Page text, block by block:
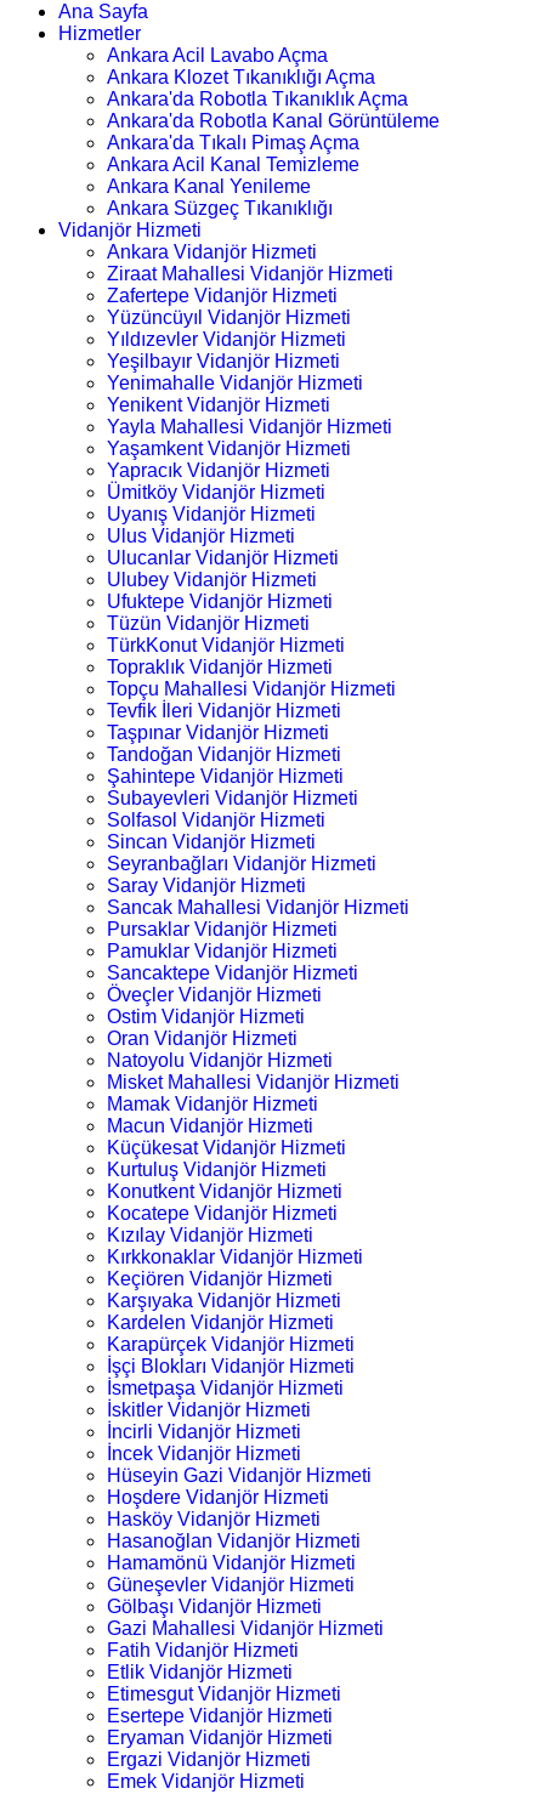
Ana Sayfa
Hizmetler
Ankara Acil Lavabo Açma
Ankara Klozet Tıkanıklığı Açma
Ankara'da Robotla Tıkanıklık Açma
Ankara'da Robotla Kanal Görüntüleme
Ankara'da Tıkalı Pimaş Açma
Ankara Acil Kanal Temizleme
Ankara Kanal Yenileme
Ankara Süzgeç Tıkanıklığı
Vidanjör Hizmeti
Ankara Vidanjör Hizmeti
Ziraat Mahallesi Vidanjör Hizmeti
Zafertepe Vidanjör Hizmeti
Yüzüncüyıl Vidanjör Hizmeti
Yıldızevler Vidanjör Hizmeti
Yeşilbayır Vidanjör Hizmeti
Yenimahalle Vidanjör Hizmeti
Yenikent Vidanjör Hizmeti
Yayla Mahallesi Vidanjör Hizmeti
Yaşamkent Vidanjör Hizmeti
Yapracık Vidanjör Hizmeti
Ümitköy Vidanjör Hizmeti
Uyanış Vidanjör Hizmeti
Ulus Vidanjör Hizmeti
Ulucanlar Vidanjör Hizmeti
Ulubey Vidanjör Hizmeti
Ufuktepe Vidanjör Hizmeti
Tüzün Vidanjör Hizmeti
TürkKonut Vidanjör Hizmeti
Topraklık Vidanjör Hizmeti
Topçu Mahallesi Vidanjör Hizmeti
Tevfik İleri Vidanjör Hizmeti
Taşpınar Vidanjör Hizmeti
Tandoğan Vidanjör Hizmeti
Şahintepe Vidanjör Hizmeti
Subayevleri Vidanjör Hizmeti
Solfasol Vidanjör Hizmeti
Sincan Vidanjör Hizmeti
Seyranbağları Vidanjör Hizmeti
Saray Vidanjör Hizmeti
Sancak Mahallesi Vidanjör Hizmeti
Pursaklar Vidanjör Hizmeti
Pamuklar Vidanjör Hizmeti
Sancaktepe Vidanjör Hizmeti
Öveçler Vidanjör Hizmeti
Ostim Vidanjör Hizmeti
Oran Vidanjör Hizmeti
Natoyolu Vidanjör Hizmeti
Misket Mahallesi Vidanjör Hizmeti
Mamak Vidanjör Hizmeti
Macun Vidanjör Hizmeti
Küçükesat Vidanjör Hizmeti
Kurtuluş Vidanjör Hizmeti
Konutkent Vidanjör Hizmeti
Kocatepe Vidanjör Hizmeti
Kızılay Vidanjör Hizmeti
Kırkkonaklar Vidanjör Hizmeti
Keçiören Vidanjör Hizmeti
Karşıyaka Vidanjör Hizmeti
Kardelen Vidanjör Hizmeti
Karapürçek Vidanjör Hizmeti
İşçi Blokları Vidanjör Hizmeti
İsmetpaşa Vidanjör Hizmeti
İskitler Vidanjör Hizmeti
İncirli Vidanjör Hizmeti
İncek Vidanjör Hizmeti
Hüseyin Gazi Vidanjör Hizmeti
Hoşdere Vidanjör Hizmeti
Hasköy Vidanjör Hizmeti
Hasanoğlan Vidanjör Hizmeti
Hamamönü Vidanjör Hizmeti
Güneşevler Vidanjör Hizmeti
Gölbaşı Vidanjör Hizmeti
Gazi Mahallesi Vidanjör Hizmeti
Fatih Vidanjör Hizmeti
Etlik Vidanjör Hizmeti
Etimesgut Vidanjör Hizmeti
Esertepe Vidanjör Hizmeti
Eryaman Vidanjör Hizmeti
Ergazi Vidanjör Hizmeti
Emek Vidanjör Hizmeti